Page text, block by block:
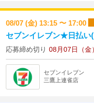
08/07 (金) 13:15 〜 17:00
セブンイレブン★日払い
応募締め切り 08月07日（金
セブンイレブン
三鷹上連雀店